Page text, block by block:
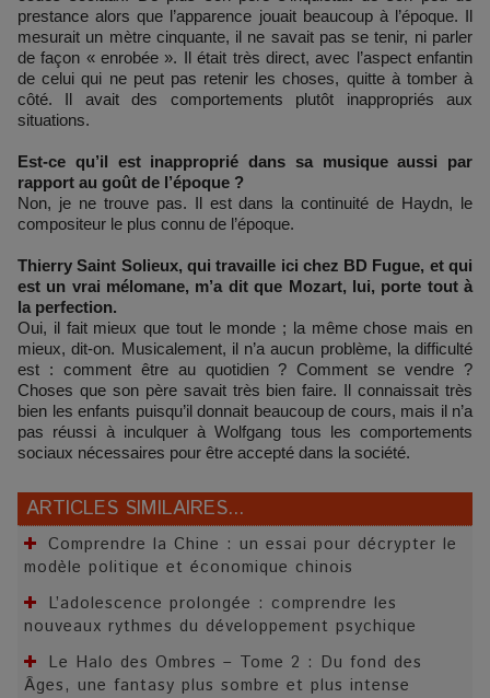
prestance alors que l’apparence jouait beaucoup à l’époque. Il
mesurait un mètre cinquante, il ne savait pas se tenir, ni parler
de façon « enrobée ». Il était très direct, avec l’aspect enfantin
de celui qui ne peut pas retenir les choses, quitte à tomber à
côté. Il avait des comportements plutôt inappropriés aux
situations.
Est-ce qu’il est inapproprié dans sa musique aussi par
rapport au goût de l’époque ?
Non, je ne trouve pas. Il est dans la continuité de Haydn, le
compositeur le plus connu de l’époque.
Thierry Saint Solieux, qui travaille ici chez BD Fugue, et qui
est un vrai mélomane, m’a dit que Mozart, lui, porte tout à
la perfection.
Oui, il fait mieux que tout le monde ; la même chose mais en
mieux, dit-on. Musicalement, il n’a aucun problème, la difficulté
est : comment être au quotidien ? Comment se vendre ?
Choses que son père savait très bien faire. Il connaissait très
bien les enfants puisqu’il donnait beaucoup de cours, mais il n’a
pas réussi à inculquer à Wolfgang tous les comportements
sociaux nécessaires pour être accepté dans la société.
ARTICLES SIMILAIRES...
Comprendre la Chine : un essai pour décrypter le
modèle politique et économique chinois
L’adolescence prolongée : comprendre les
nouveaux rythmes du développement psychique
Le Halo des Ombres – Tome 2 : Du fond des
Âges, une fantasy plus sombre et plus intense